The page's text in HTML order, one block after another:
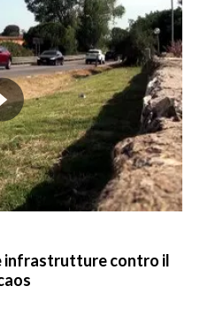
infrastrutture contro il